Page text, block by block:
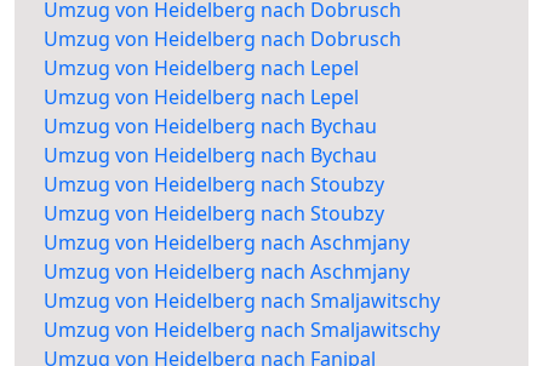
Umzug von Heidelberg nach Dobrusch
Umzug von Heidelberg nach Dobrusch
Umzug von Heidelberg nach Lepel
Umzug von Heidelberg nach Lepel
Umzug von Heidelberg nach Bychau
Umzug von Heidelberg nach Bychau
Umzug von Heidelberg nach Stoubzy
Umzug von Heidelberg nach Stoubzy
Umzug von Heidelberg nach Aschmjany
Umzug von Heidelberg nach Aschmjany
Umzug von Heidelberg nach Smaljawitschy
Umzug von Heidelberg nach Smaljawitschy
Umzug von Heidelberg nach Fanipal